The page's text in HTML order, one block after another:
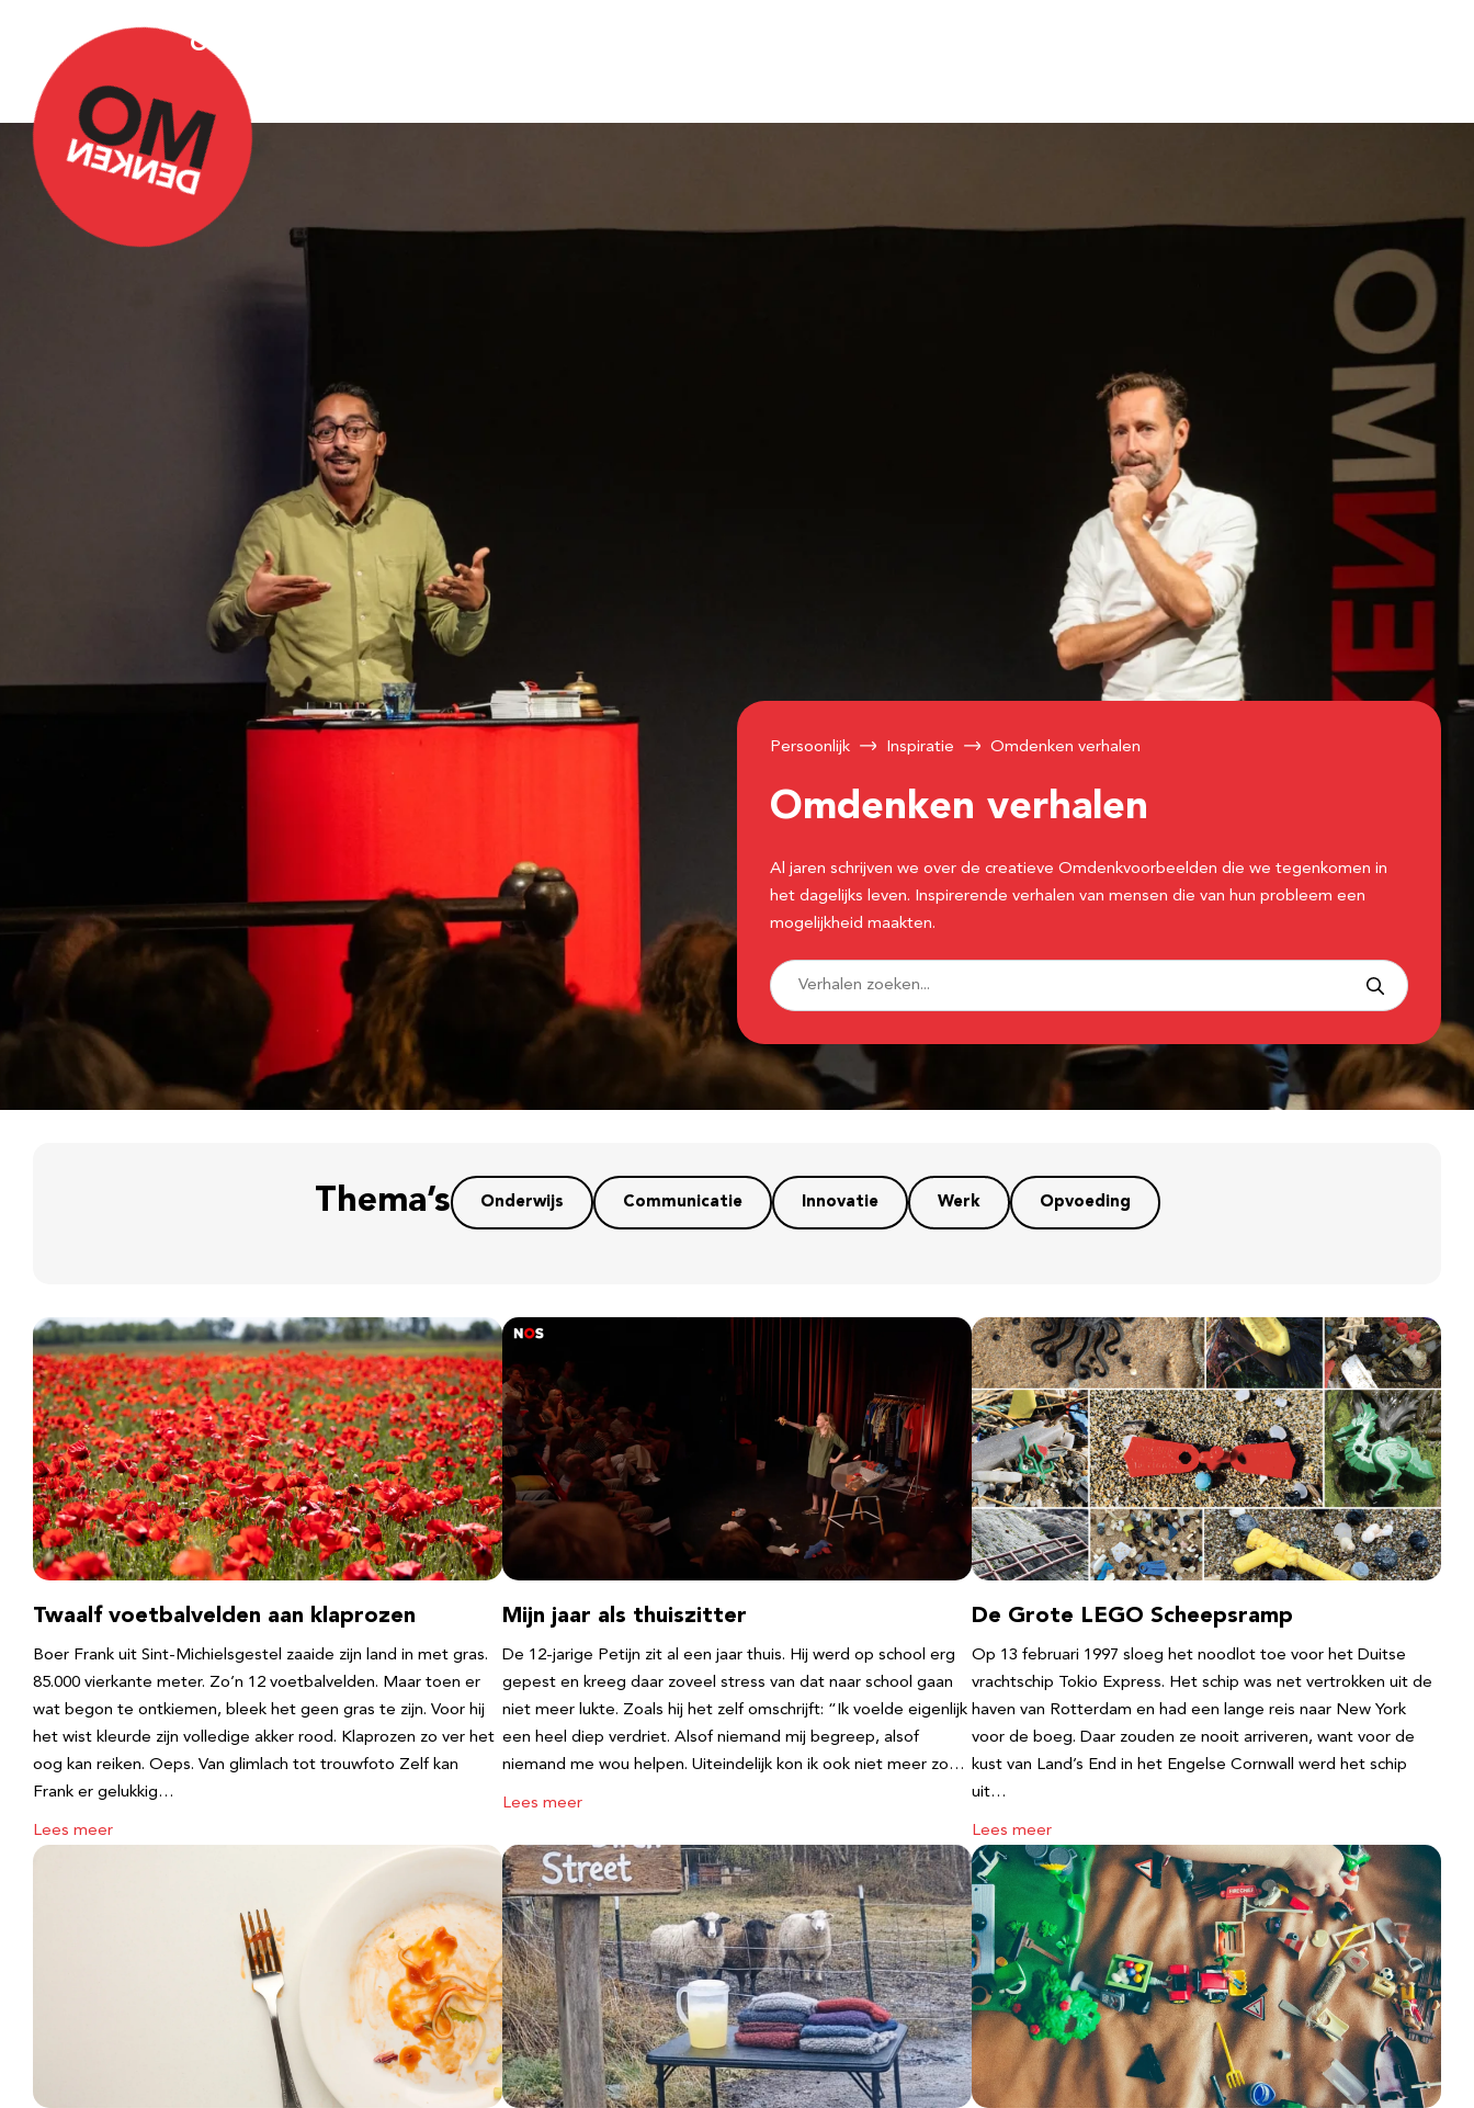
Over Omdenken
Persoonlijk Inspiratie Omdenken verhalen
Omdenken verhalen
Al jaren schrijven we over de creatieve Omdenkvoorbeelden die we tegenkomen in
het dagelijks leven. Inspirerende verhalen van mensen die van hun probleem een
mogelijkheid maakten.
Thema’s Onderwijs Communicatie Innovatie Werk Opvoeding
Twaalf voetbalvelden aan klaprozen
Boer Frank uit Sint-Michielsgestel zaaide zijn land in met gras.
85.000 vierkante meter. Zo’n 12 voetbalvelden. Maar toen er
wat begon te ontkiemen, bleek het geen gras te zijn. Voor hij
het wist kleurde zijn volledige akker rood. Klaprozen zo ver het
oog kan reiken. Oeps. Van glimlach tot trouwfoto Zelf kan
Frank er gelukkig…
Lees meer
Mijn jaar als thuiszitter
De 12-jarige Petijn zit al een jaar thuis. Hij werd op school erg
gepest en kreeg daar zoveel stress van dat naar school gaan
niet meer lukte. Zoals hij het zelf omschrijft: “Ik voelde eigenlijk
een heel diep verdriet. Alsof niemand mij begreep, alsof
niemand me wou helpen. Uiteindelijk kon ik ook niet meer zo…
Lees meer
De Grote LEGO Scheepsramp
Op 13 februari 1997 sloeg het noodlot toe voor het Duitse
vrachtschip Tokio Express. Het schip was net vertrokken uit de
haven van Rotterdam en had een lange reis naar New York
voor de boeg. Daar zouden ze nooit arriveren, want voor de
kust van Land’s End in het Engelse Cornwall werd het schip
uit…
Lees meer